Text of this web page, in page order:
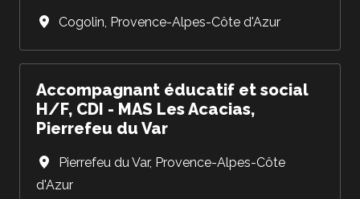
Cogolin, Provence-Alpes-Côte d'Azur
Accompagnant éducatif et social
H/F, CDI - MAS Les Acacias,
Pierrefeu du Var
Pierrefeu du Var, Provence-Alpes-Côte
d'Azur